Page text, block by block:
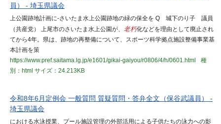
員） - 埼玉県議会
上公園跡地計画に-さいたま水上公園跡地の緑の保全を Q 城下のり子 議員
（共産党） 上尾市のさいたま水上公園が、 老朽化などを理由として廃止され
てから4年。県は、跡地の再整備について、スポーツ科学拠点施設整備事業基
本計画を策
https://www.pref.saitama.lg.jp/e1601/gikai-gaiyou/r0806/4/h/0601.html
種
別：html サイズ：24.213KB
令和8年6月定例会 一般質問 質疑質問・答弁全文（保谷武議員） -
埼玉県議会
における水泳授業、プール施設管理の外部活用による子供たちの泳力への影